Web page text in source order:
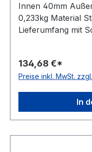
Innen 40mm
0,233kg Material
Lieferumfang mit
Toleranzklasse
ABEC 1
134,68 €*
Preise inkl. MwSt.
In